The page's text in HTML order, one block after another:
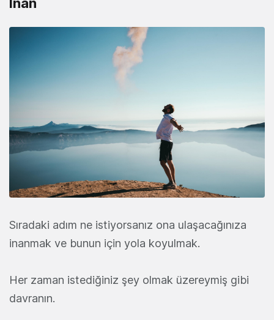
Sıradaki adım ne istiyorsanız ona ulaşacağınıza
inanmak ve bunun için yola koyulmak.
Her zaman istediğiniz şey olmak üzereymiş gibi
davranın.